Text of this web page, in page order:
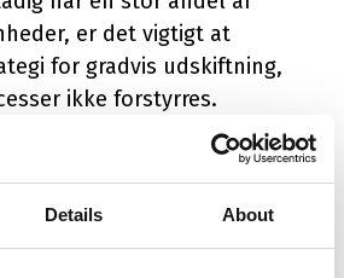
Details About
er det vigtigt at
for gradvis udskiftning,
ikke forstyrres.
indkøb af nye